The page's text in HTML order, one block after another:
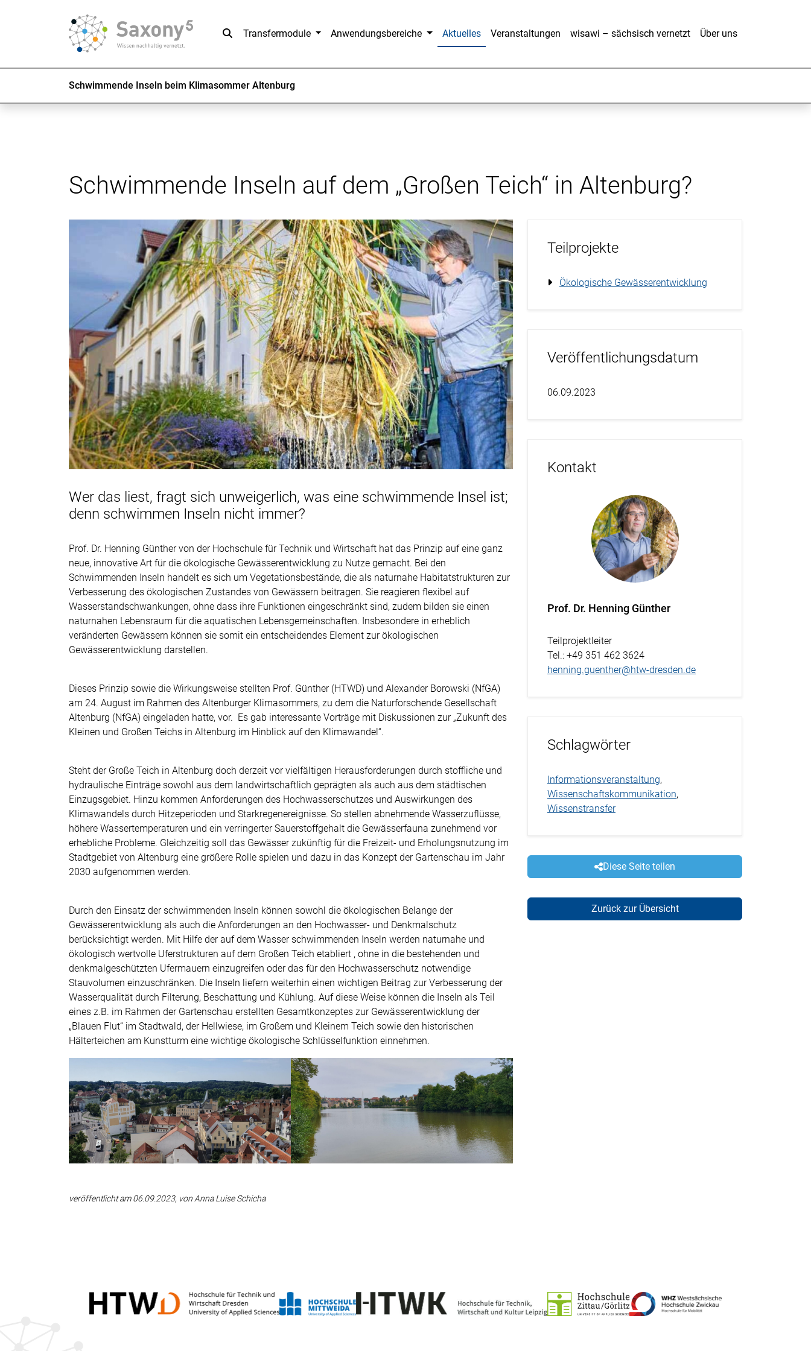
SucheTransfermodule Anwendungsbereiche Aktuelles Veranstaltungen wisawi – sächsisch vernetzt Über uns
Schwimmende Inseln beim Klimasommer Altenburg
Schwimmende Inseln auf dem „Großen Teich“ in Altenburg?
Wer das liest, fragt sich unweigerlich, was eine schwimmende Insel ist;
denn schwimmen Inseln nicht immer?
Prof. Dr. Henning Günther von der Hochschule für Technik und Wirtschaft hat das Prinzip auf eine ganz
neue, innovative Art für die ökologische Gewässerentwicklung zu Nutze gemacht. Bei den
Schwimmenden Inseln handelt es sich um Vegetationsbestände, die als naturnahe Habitatstrukturen zur
Verbesserung des ökologischen Zustandes von Gewässern beitragen. Sie reagieren flexibel auf
Wasserstandschwankungen, ohne dass ihre Funktionen eingeschränkt sind, zudem bilden sie einen
naturnahen Lebensraum für die aquatischen Lebensgemeinschaften. Insbesondere in erheblich
veränderten Gewässern können sie somit ein entscheidendes Element zur ökologischen
Gewässerentwicklung darstellen.
Dieses Prinzip sowie die Wirkungsweise stellten Prof. Günther (HTWD) und Alexander Borowski (NfGA)
am 24. August im Rahmen des Altenburger Klimasommers, zu dem die Naturforschende Gesellschaft
Altenburg (NfGA) eingeladen hatte, vor. Es gab interessante Vorträge mit Diskussionen zur „Zukunft des
Kleinen und Großen Teichs in Altenburg im Hinblick auf den Klimawandel“.
Steht der Große Teich in Altenburg doch derzeit vor vielfältigen Herausforderungen durch stoffliche und
hydraulische Einträge sowohl aus dem landwirtschaftlich geprägten als auch aus dem städtischen
Einzugsgebiet. Hinzu kommen Anforderungen des Hochwasserschutzes und Auswirkungen des
Klimawandels durch Hitzeperioden und Starkregenereignisse. So stellen abnehmende Wasserzuflüsse,
höhere Wassertemperaturen und ein verringerter Sauerstoffgehalt die Gewässerfauna zunehmend vor
erhebliche Probleme. Gleichzeitig soll das Gewässer zukünftig für die Freizeit- und Erholungsnutzung im
Stadtgebiet von Altenburg eine größere Rolle spielen und dazu in das Konzept der Gartenschau im Jahr
2030 aufgenommen werden.
Durch den Einsatz der schwimmenden Inseln können sowohl die ökologischen Belange der
Gewässerentwicklung als auch die Anforderungen an den Hochwasser- und Denkmalschutz
berücksichtigt werden. Mit Hilfe der auf dem Wasser schwimmenden Inseln werden naturnahe und
ökologisch wertvolle Uferstrukturen auf dem Großen Teich etabliert , ohne in die bestehenden und
denkmalgeschützten Ufermauern einzugreifen oder das für den Hochwasserschutz notwendige
Stauvolumen einzuschränken. Die Inseln liefern weiterhin einen wichtigen Beitrag zur Verbesserung der
Wasserqualität durch Filterung, Beschattung und Kühlung. Auf diese Weise können die Inseln als Teil
eines z.B. im Rahmen der Gartenschau erstellten Gesamtkonzeptes zur Gewässerentwicklung der
„Blauen Flut“ im Stadtwald, der Hellwiese, im Großem und Kleinem Teich sowie den historischen
Hälterteichen am Kunstturm eine wichtige ökologische Schlüsselfunktion einnehmen.
veröffentlicht am 06.09.2023, von Anna Luise Schicha
Teilprojekte
Ökologische Gewässerentwicklung
Veröffentlichungsdatum
06.09.2023
Kontakt
Prof. Dr. Henning Günther
Teilprojektleiter
Tel.: +49 351 462 3624
henning.guenther@htw-dresden.de
Schlagwörter
Informationsveranstaltung,
Wissenschaftskommunikation,
Wissenstransfer
Diese Seite teilen
Zurück zur Übersicht